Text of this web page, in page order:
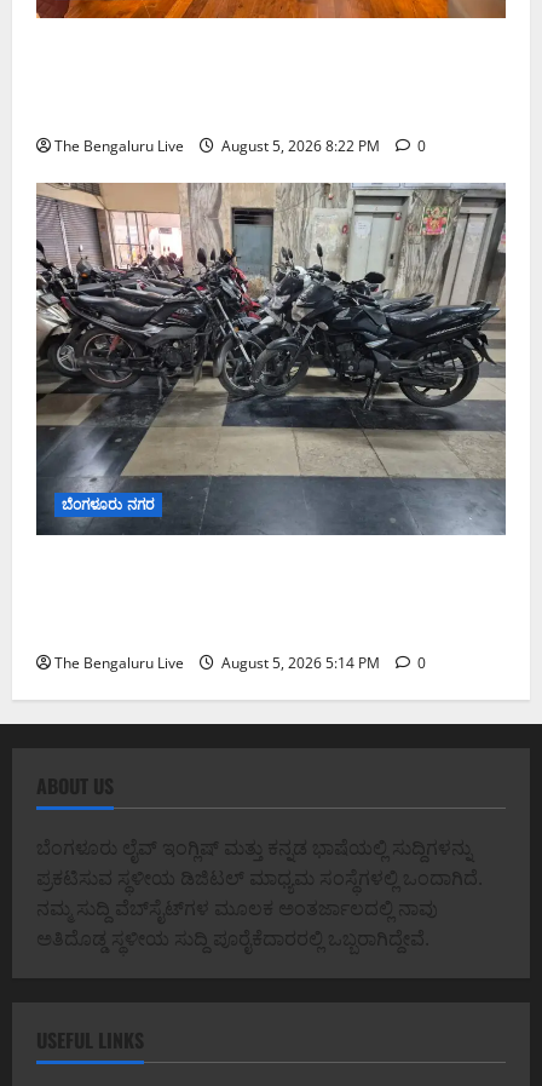
The Bengaluru Live August 5, 2026 8:22 PM 0
ಬೆಂಗಳೂರು ನಗರ
The Bengaluru Live August 5, 2026 5:14 PM 0
ABOUT US
ಬೆಂಗಳೂರು ಲೈವ್ ಇಂಗ್ಲಿಷ್ ಮತ್ತು ಕನ್ನಡ ಭಾಷೆಯಲ್ಲಿ ಸುದ್ದಿಗಳನ್ನು
ಪ್ರಕಟಿಸುವ ಸ್ಥಳೀಯ ಡಿಜಿಟಲ್ ಮಾಧ್ಯಮ ಸಂಸ್ಥೆಗಳಲ್ಲಿ ಒಂದಾಗಿದೆ.
ನಮ್ಮ ಸುದ್ದಿ ವೆಬ್‌ಸೈಟ್‌ಗಳ ಮೂಲಕ ಅಂತರ್ಜಾಲದಲ್ಲಿ ನಾವು
ಅತಿದೊಡ್ಡ ಸ್ಥಳೀಯ ಸುದ್ದಿ ಪೂರೈಕೆದಾರರಲ್ಲಿ ಒಬ್ಬರಾಗಿದ್ದೇವೆ.
USEFUL LINKS